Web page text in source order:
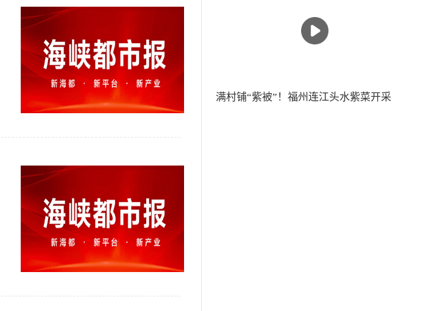
满村铺“紫被”！福州连江头水紫菜开采